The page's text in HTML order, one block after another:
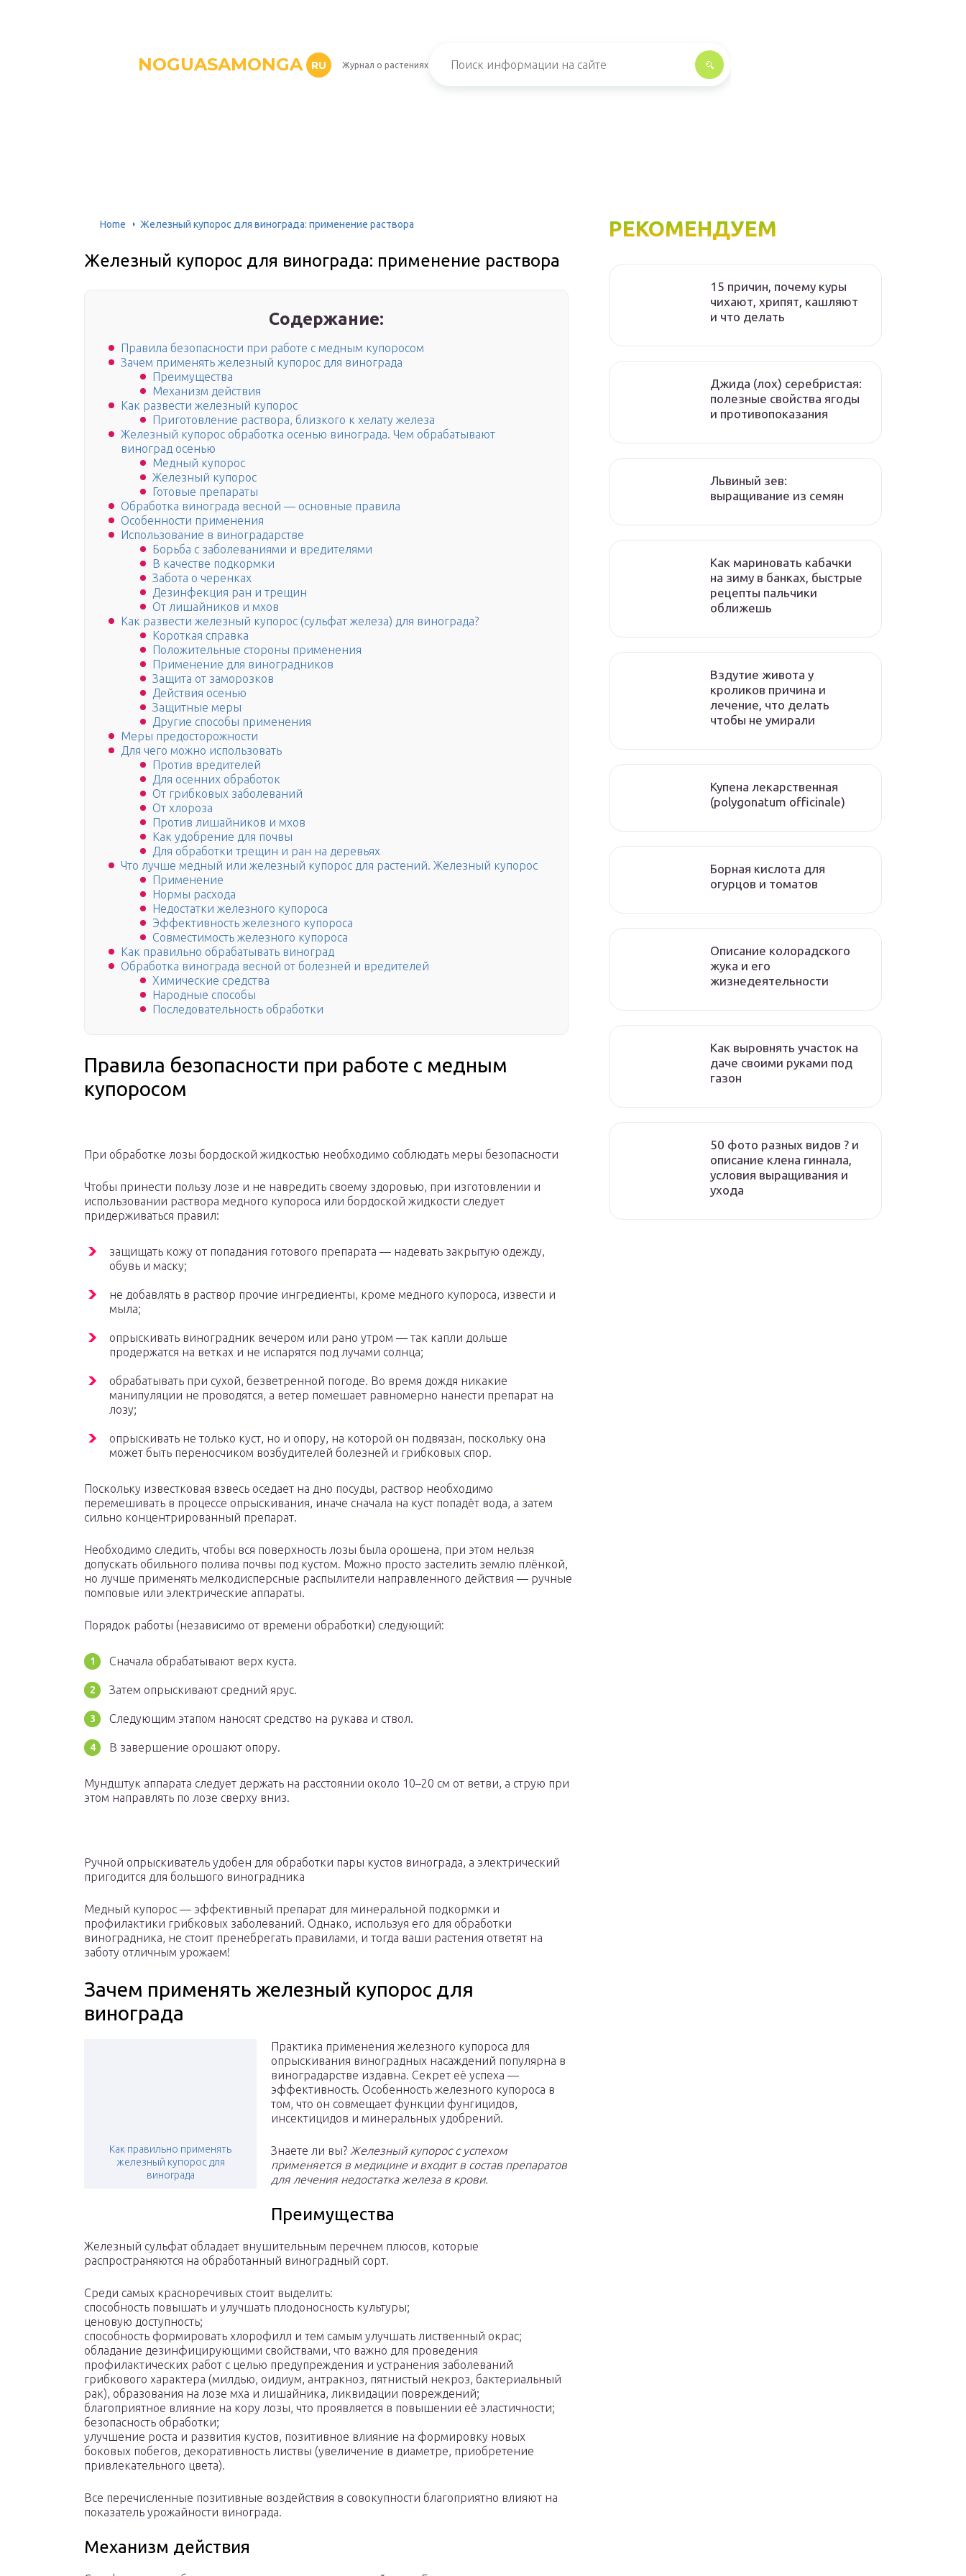
NOGUASAMONGA RU Журнал о растениях
Home Железный купорос для винограда: применение раствора
Железный купорос для винограда: применение раствора
Содержание:
Правила безопасности при работе с медным купоросом
Зачем применять железный купорос для винограда
Преимущества
Механизм действия
Как развести железный купорос
Приготовление раствора, близкого к хелату железа
Железный купорос обработка осенью винограда. Чем обрабатывают
виноград осенью
Медный купорос
Железный купорос
Готовые препараты
Обработка винограда весной — основные правила
Особенности применения
Использование в виноградарстве
Борьба с заболеваниями и вредителями
В качестве подкормки
Забота о черенках
Дезинфекция ран и трещин
От лишайников и мхов
Как развести железный купорос (сульфат железа) для винограда?
Короткая справка
Положительные стороны применения
Применение для виноградников
Защита от заморозков
Действия осенью
Защитные меры
Другие способы применения
Меры предосторожности
Для чего можно использовать
Против вредителей
Для осенних обработок
От грибковых заболеваний
От хлороза
Против лишайников и мхов
Как удобрение для почвы
Для обработки трещин и ран на деревьях
Что лучше медный или железный купорос для растений. Железный купорос
Применение
Нормы расхода
Недостатки железного купороса
Эффективность железного купороса
Совместимость железного купороса
Как правильно обрабатывать виноград
Обработка винограда весной от болезней и вредителей
Химические средства
Народные способы
Последовательность обработки
Правила безопасности при работе с медным
купоросом
При обработке лозы бордоской жидкостью необходимо соблюдать меры безопасности
Чтобы принести пользу лозе и не навредить своему здоровью, при изготовлении и
использовании раствора медного купороса или бордоской жидкости следует
придерживаться правил:
защищать кожу от попадания готового препарата — надевать закрытую одежду,
обувь и маску;
не добавлять в раствор прочие ингредиенты, кроме медного купороса, извести и
мыла;
опрыскивать виноградник вечером или рано утром — так капли дольше
продержатся на ветках и не испарятся под лучами солнца;
обрабатывать при сухой, безветренной погоде. Во время дождя никакие
манипуляции не проводятся, а ветер помешает равномерно нанести препарат на
лозу;
опрыскивать не только куст, но и опору, на которой он подвязан, поскольку она
может быть переносчиком возбудителей болезней и грибковых спор.
Поскольку известковая взвесь оседает на дно посуды, раствор необходимо
перемешивать в процессе опрыскивания, иначе сначала на куст попадёт вода, а затем
сильно концентрированный препарат.
Необходимо следить, чтобы вся поверхность лозы была орошена, при этом нельзя
допускать обильного полива почвы под кустом. Можно просто застелить землю плёнкой,
но лучше применять мелкодисперсные распылители направленного действия — ручные
помповые или электрические аппараты.
Порядок работы (независимо от времени обработки) следующий:
Сначала обрабатывают верх куста.
Затем опрыскивают средний ярус.
Следующим этапом наносят средство на рукава и ствол.
В завершение орошают опору.
Мундштук аппарата следует держать на расстоянии около 10–20 см от ветви, а струю при
этом направлять по лозе сверху вниз.
Ручной опрыскиватель удобен для обработки пары кустов винограда, а электрический
пригодится для большого виноградника
Медный купорос — эффективный препарат для минеральной подкормки и
профилактики грибковых заболеваний. Однако, используя его для обработки
виноградника, не стоит пренебрегать правилами, и тогда ваши растения ответят на
заботу отличным урожаем!
Зачем применять железный купорос для
винограда
Как правильно применять
железный купорос для
винограда
Практика применения железного купороса для
опрыскивания виноградных насаждений популярна в
виноградарстве издавна. Секрет её успеха —
эффективность. Особенность железного купороса в
том, что он совмещает функции фунгицидов,
инсектицидов и минеральных удобрений.
Знаете ли вы? Железный купорос с успехом
применяется в медицине и входит в состав препаратов
для лечения недостатка железа в крови.
Преимущества
Железный сульфат обладает внушительным перечнем плюсов, которые
распространяются на обработанный виноградный сорт.
Среди самых красноречивых стоит выделить:
способность повышать и улучшать плодоносность культуры;
ценовую доступность;
способность формировать хлорофилл и тем самым улучшать лиственный окрас;
обладание дезинфицирующими свойствами, что важно для проведения
профилактических работ с целью предупреждения и устранения заболеваний
грибкового характера (милдью, оидиум, антракноз, пятнистый некроз, бактериальный
рак), образования на лозе мха и лишайника, ликвидации повреждений;
благоприятное влияние на кору лозы, что проявляется в повышении её эластичности;
безопасность обработки;
улучшение роста и развития кустов, позитивное влияние на формировку новых
боковых побегов, декоративность листвы (увеличение в диаметре, приобретение
привлекательного цвета).
Все перечисленные позитивные воздействия в совокупности благоприятно влияют на
показатель урожайности винограда.
Механизм действия
РЕКОМЕНДУЕМ
15 причин, почему куры
чихают, хрипят, кашляют
и что делать
Джида (лох) серебристая:
полезные свойства ягоды
и противопоказания
Львиный зев:
выращивание из семян
Как мариновать кабачки
на зиму в банках, быстрые
рецепты пальчики
оближешь
Вздутие живота у
кроликов причина и
лечение, что делать
чтобы не умирали
Купена лекарственная
(polygonatum officinale)
Борная кислота для
огурцов и томатов
Описание колорадского
жука и его
жизнедеятельности
Как выровнять участок на
даче своими руками под
газон
50 фото разных видов ? и
описание клена гиннала,
условия выращивания и
ухода